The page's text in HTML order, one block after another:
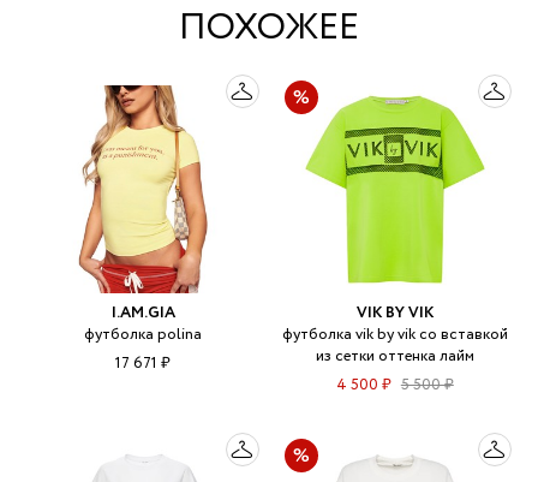
ПОХОЖЕЕ
I.AM.GIA
футболка polina
17 671 ₽
VIK BY VIK
футболка vik by vik со вставкой
из сетки оттенка лайм
4 500 ₽ 5 500 ₽